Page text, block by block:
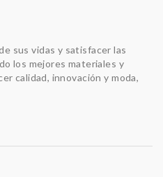
sus vidas y satisfacer las
los mejores materiales y
calidad, innovación y moda,